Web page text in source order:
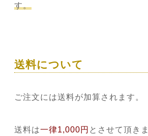
す。
送料について
ご注文には送料が加算されます。
送料は一律1,000円 とさせて頂き